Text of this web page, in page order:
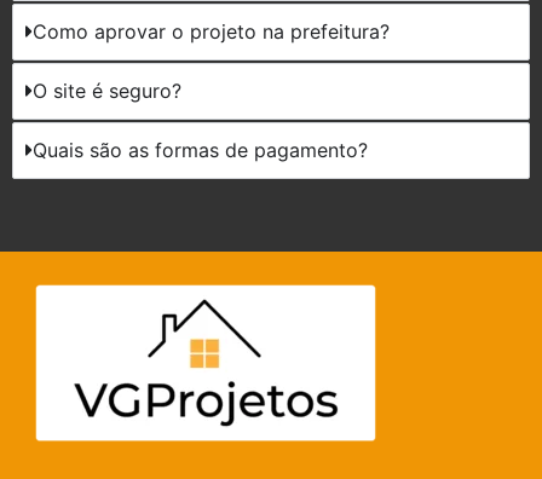
Como aprovar o projeto na prefeitura?
O site é seguro?
Quais são as formas de pagamento?